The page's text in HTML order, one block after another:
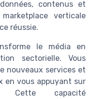
contenus et
verticale
réussie.
le média en
sectorielle. Vous
nouveaux services et
en vous appuyant sur
Cette capacité